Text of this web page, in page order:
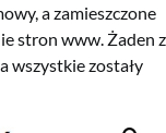
a zamieszczone
stron www. Żaden z
wszystkie zostały